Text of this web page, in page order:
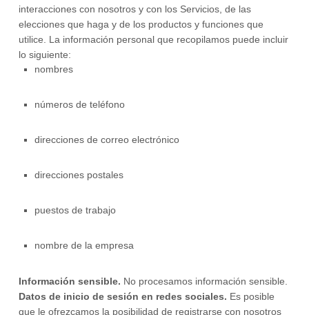
interacciones con nosotros y con los Servicios, de las
elecciones que haga y de los productos y funciones que
utilice. La información personal que recopilamos puede incluir
lo siguiente:
nombres
números de teléfono
direcciones de correo electrónico
direcciones postales
puestos de trabajo
nombre de la empresa
Información sensible. No procesamos información sensible.
Datos de inicio de sesión en redes sociales. Es posible
que le ofrezcamos la posibilidad de registrarse con nosotros